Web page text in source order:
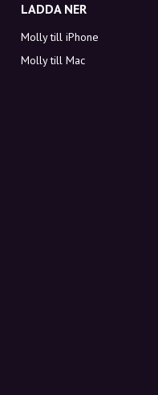
LADDA NER
Molly till iPhone
Molly till Mac